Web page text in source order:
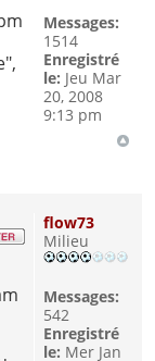
Messages:
1514
Enregistré
le: Jeu Mar
20, 2008
9:13 pm
flow73
Milieu
Messages:
542
Enregistré
le: Mer Jan